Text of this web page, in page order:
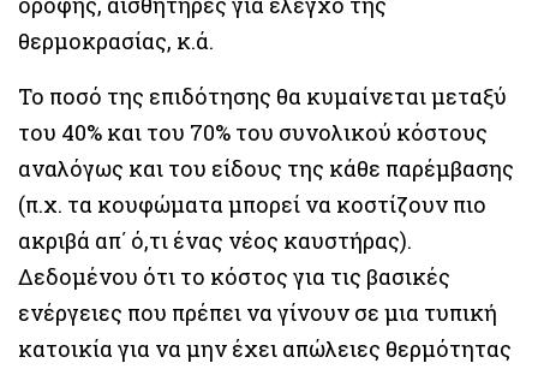
θερμοκρασίας, κ.ά.
Το ποσό της επιδότησης θα κυμαίνεται μεταξύ
του 40% και του 70% του συνολικού κόστους
αναλόγως και του είδους της κάθε παρέμβασης
(π.χ. τα κουφώματα μπορεί να κοστίζουν πιο
ακριβά απ΄ ό,τι ένας νέος καυστήρας).
Δεδομένου ότι το κόστος για τις βασικές
ενέργειες που πρέπει να γίνουν σε μια τυπική
κατοικία για να μην έχει απώλειες θερμότητας